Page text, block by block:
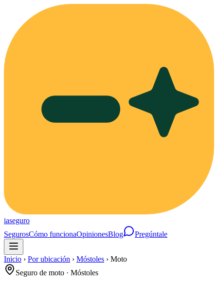
iaseguro
SegurosCómo funcionaOpinionesBlog Pregúntale
Inicio › Por ubicación › Móstoles › Moto
Seguro de moto · Móstoles